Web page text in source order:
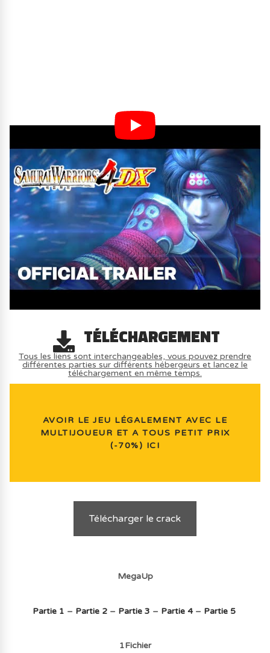
TÉLÉCHARGEMENT
Tous les liens sont interchangeables, vous pouvez prendre
différentes parties sur différents hébergeurs et lancez le
téléchargement en même temps.
AVOIR LE JEU LÉGALEMENT AVEC LE
MULTIJOUEUR ET A TOUS PETIT PRIX
(-70%) ICI
Télécharger le crack
MegaUp
Partie 1 – Partie 2– Partie 3 – Partie 4– Partie 5
1Fichier